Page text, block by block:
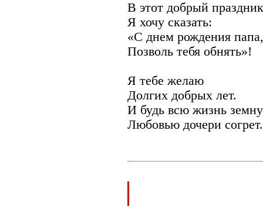
В этот добрый праздник
Я хочу сказать:
«С днем рождения папа,
Позволь тебя обнять»!
Я тебе желаю
Долгих добрых лет.
И будь всю жизнь
Любовью дочери согрет.